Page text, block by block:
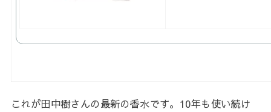
これが田中樹さんの最新の香水です。10年も使い続け